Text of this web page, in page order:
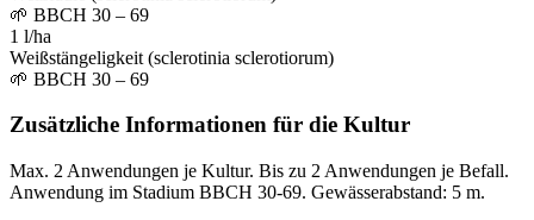
🌱 BBCH 30 – 69
1 l/ha
Weißstängeligkeit (sclerotinia sclerotiorum)
🌱 BBCH 30 – 69
Zusätzliche Informationen für die Kultur
Max. 2 Anwendungen je Kultur. Bis zu 2 Anwendungen je Befall.
Anwendung im Stadium BBCH 30-69. Gewässerabstand: 5 m.